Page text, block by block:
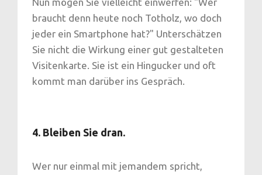
braucht denn heute noch Totholz, wo doch
jeder ein Smartphone hat?" Unterschätzen
Sie nicht die Wirkung einer gut gestalteten
Visitenkarte. Sie ist ein Hingucker und oft
kommt man darüber ins Gespräch.
4. Bleiben Sie dran.
Wer nur einmal mit jemandem spricht,